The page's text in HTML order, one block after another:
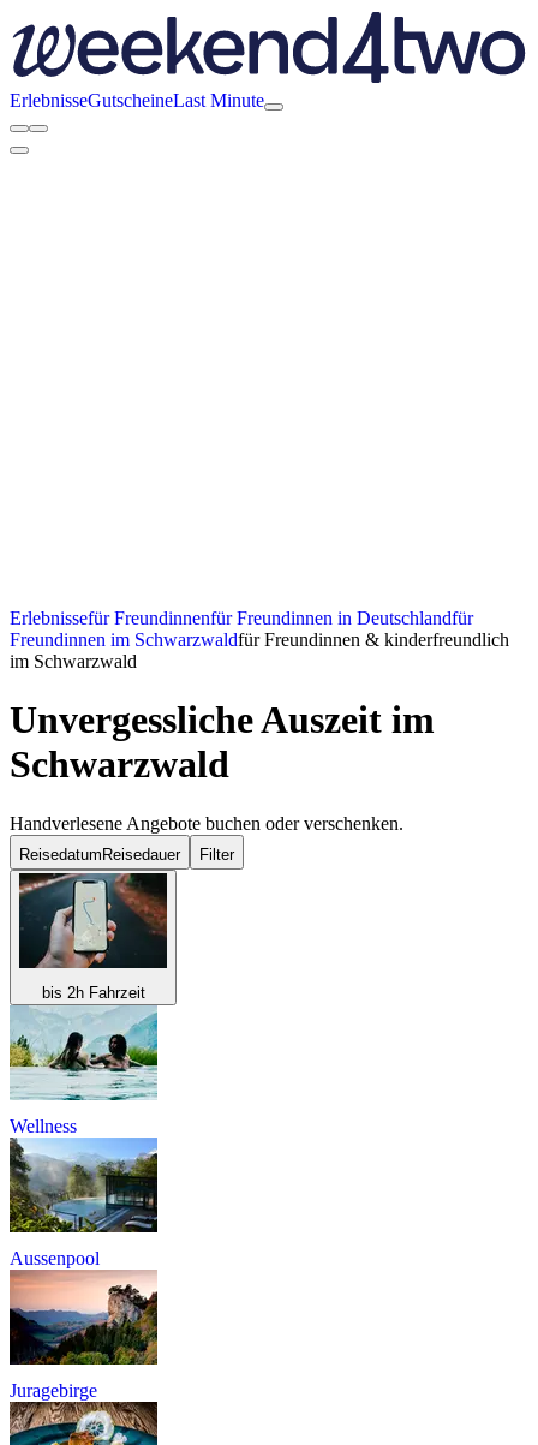
ErlebnisseGutscheineLast Minute
Erlebnissefür Freundinnenfür Freundinnen in Deutschlandfür
Freundinnen im Schwarzwaldfür Freundinnen & kinderfreundlich
im Schwarzwald
Unvergessliche Auszeit im
Schwarzwald
Handverlesene Angebote buchen oder verschenken.
Reisedatum Reisedauer Filter
bis 2h Fahrzeit
Wellness
Aussenpool
Juragebirge